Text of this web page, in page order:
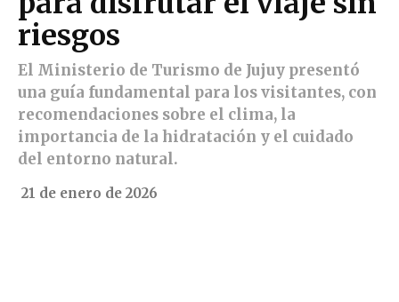
riesgos
El Ministerio de Turismo de Jujuy presentó
una guía fundamental para los visitantes, con
recomendaciones sobre el clima, la
importancia de la hidratación y el cuidado
del entorno natural.
21 de enero de 2026